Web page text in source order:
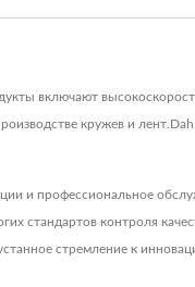
включают
кружев и лент.Dah
и профессиональное
стандартов контроля
стремление к